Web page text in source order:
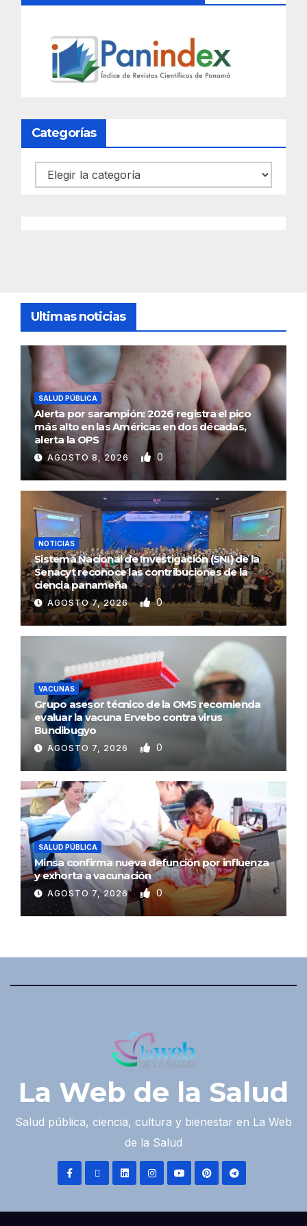
Categorías
Categorías
Ultimas noticias
SALUD PÚBLICA
Alerta por sarampión: 2026 registra el pico
más alto en las Américas en dos décadas,
alerta la OPS
AGOSTO 8, 2026 0
NOTICIAS
Sistema Nacional de Investigación (SNI) de la
Senacyt reconoce las contribuciones de la
ciencia panameña
AGOSTO 7, 2026 0
VACUNAS
Grupo asesor técnico de la OMS recomienda
evaluar la vacuna Ervebo contra virus
Bundibugyo
AGOSTO 7, 2026 0
SALUD PÚBLICA
Minsa confirma nueva defunción por influenza
y exhorta a vacunación
AGOSTO 7, 2026 0
La Web de la Salud
Salud pública, ciencia, cultura y bienestar en La Web
de la Salud